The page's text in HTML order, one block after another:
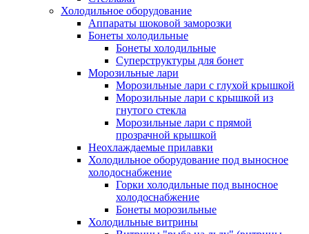
Холодильное оборудование
Аппараты шоковой заморозки
Бонеты холодильные
Бонеты холодильные
Суперструктуры для бонет
Морозильные лари
Морозильные лари с глухой крышкой
Морозильные лари с крышкой из
гнутого стекла
Морозильные лари с прямой
прозрачной крышкой
Неохлаждаемые прилавки
Холодильное оборудование под выносное
холодоснабжение
Горки холодильные под выносное
холодоснабжение
Бонеты морозильные
Холодильные витрины